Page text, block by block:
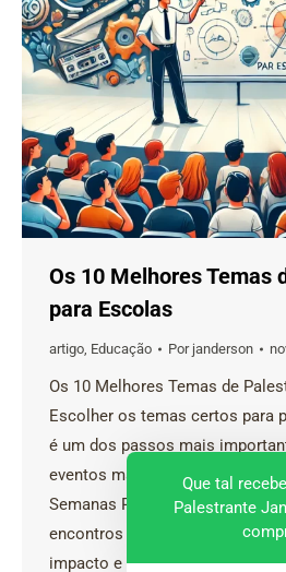
Os 10 Melhores Temas
para Escolas
artigo, Educação Por janderson
Os 10 Melhores Temas de
Escolher os temas certos para
é um dos passos mais
eventos marcantes e
Semanas Pedagógicas,
encontros educacionais. E
impacto e inspiração, o
Que tal
Palestrante